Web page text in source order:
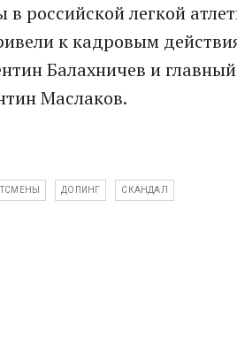
российской легкой
к кадровым
Балахничев и
Маслаков.
ДОПИНГ СКАНДАЛ